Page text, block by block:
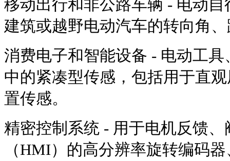
移动出行和非公路车辆 - 电动
建筑或越野电动汽车的转向角
消费电子和智能设备 - 电动工
中的紧凑型传感，包括用于直
置传感。
精密控制系统 - 用于电机反馈
（HMI）的高分辨率旋转编码